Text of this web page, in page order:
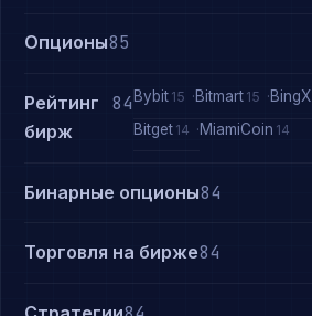
Опционы85
Рейтинг
бирж
84 Bybit 15 Bitmart 15 BingX
Bitget 14 MiamiCoin 14
Бинарные опционы84
Торговля на бирже84